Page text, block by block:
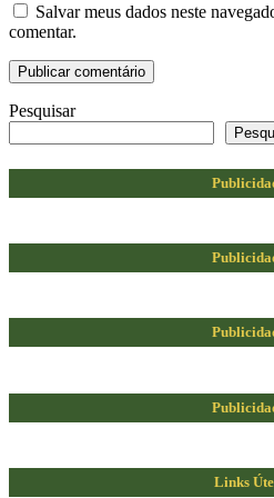
Salvar meus dados neste
comentar.
Pesquisar
Links